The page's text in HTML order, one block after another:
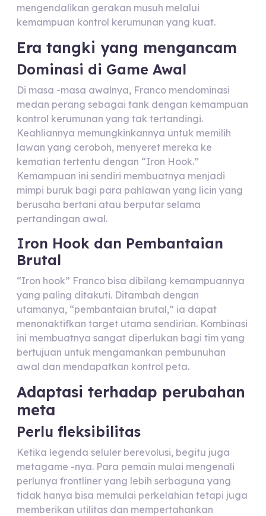
mengendalikan gerakan musuh melalui
kemampuan kontrol kerumunan yang kuat.
Era tangki yang mengancam
Dominasi di Game Awal
Di masa -masa awalnya, Franco mendominasi
medan perang sebagai tank dengan kemampuan
kontrol kerumunan yang tak tertandingi.
Keahliannya memungkinkannya untuk memilih
lawan yang ceroboh, menyeret mereka ke
kematian tertentu dengan “Iron Hook.”
Kemampuan ini sendiri membuatnya menjadi
mimpi buruk bagi para pahlawan yang licin yang
berusaha bertani atau berputar selama
pertandingan awal.
Iron Hook dan Pembantaian
Brutal
“Iron hook” Franco bisa dibilang kemampuannya
yang paling ditakuti. Ditambah dengan
utamanya, “pembantaian brutal,” ia dapat
menonaktifkan target utama sendirian. Kombinasi
ini membuatnya sangat diperlukan bagi tim yang
bertujuan untuk mengamankan pembunuhan
awal dan mendapatkan kontrol peta.
Adaptasi terhadap perubahan
meta
Perlu fleksibilitas
Ketika legenda seluler berevolusi, begitu juga
metagame -nya. Para pemain mulai mengenali
perlunya frontliner yang lebih serbaguna yang
tidak hanya bisa memulai perkelahian tetapi juga
memberikan utilitas dan mempertahankan